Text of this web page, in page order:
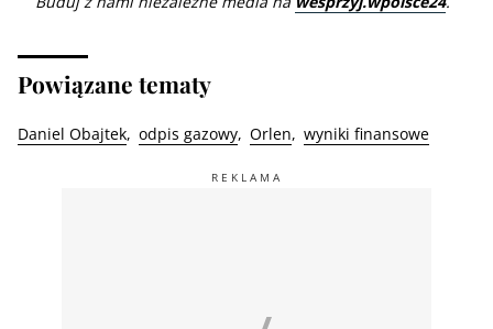
Powiązane tematy
Daniel Obajtek odpis gazowy Orlen wyniki finansowe